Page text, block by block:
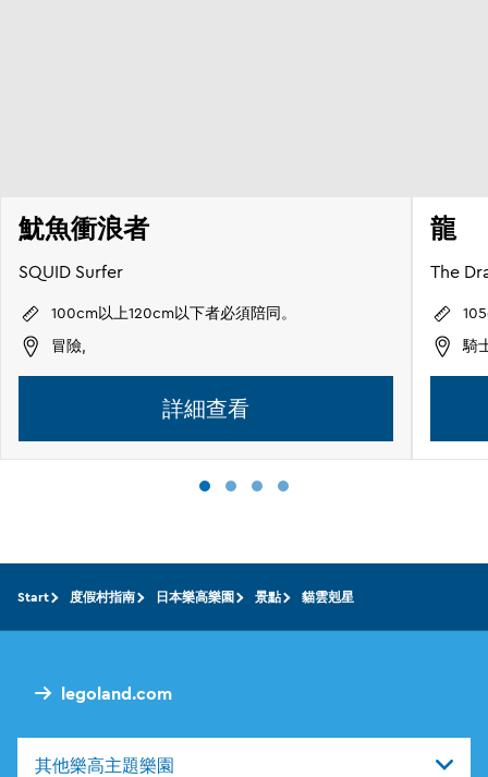
魷魚衝浪者
SQUID Surfer
100cm以上120cm以下者必須陪同。
冒險,
詳細查看
龍
The
騎
legoland.com
其他樂高主題樂園
Start 度假村指南 日本樂高樂園 景點 貓雲剋星